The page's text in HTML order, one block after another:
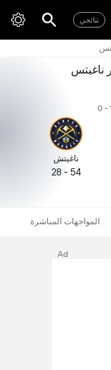
نتائجي
ناغيتس
ناغيتش
54 - 28
المواجهات المباشرة
Ad